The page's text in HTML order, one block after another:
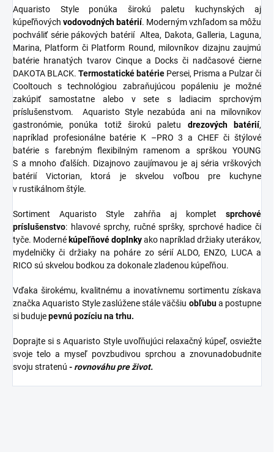
Aquaristo Style ponúka širokú paletu kuchynských aj
kúpeľňových vodovodných batérií. Moderným vzhľadom sa môžu
pochváliť série pákových batérií Altea, Dakota, Galleria, Laguna,
Marina, Platform či Platform Round, milovníkov dizajnu zaujmú
batérie hranatých tvarov Cinque a Docks či nadčasové čierne
DAKOTA BLACK. Termostatické batérie Persei, Prisma a Pulzar či
Cooltouch s technológiou zabraňujúcou popáleniu je možné
zakúpiť samostatne alebo v sete s ladiacim sprchovým
príslušenstvom. Aquaristo Style nezabúda ani na milovníkov
gastronómie, ponúka totiž širokú paletu drezových batérií,
napríklad profesionálne batérie K –PRO 3 a CHEF či štýlové
batérie s farebným flexibilným ramenom a sprškou YOUNG
S a mnoho ďalších. Dizajnovo zaujímavou je aj séria vrškových
batérií Victorian, ktorá je skvelou voľbou pre kuchyne
v rustikálnom štýle.
Sortiment Aquaristo Style zahŕňa aj komplet sprchové
príslušenstvo: hlavové sprchy, ručné spršky, sprchové hadice či
tyče. Moderné kúpeľňovédoplnkyako napríklad držiaky uterákov,
mydelničky či držiaky na poháre zo sérií ALDO, ENZO, LUCA a
RICO sú skvelou bodkou za dokonale zladenou kúpeľňou.
Vďaka širokému, kvalitnému a inovatívnemu sortimentu získava
značka Aquaristo Style zaslúžene stále väčšiu obľubua postupne
si budujepevnú pozíciu na trhu.
Doprajte si s Aquaristo Style uvoľňujúci relaxačný kúpeľ, osviežte
svoje telo a myseľ povzbudivou sprchou a znovunadobudnite
svoju stratenú -rovnováhu pre život.